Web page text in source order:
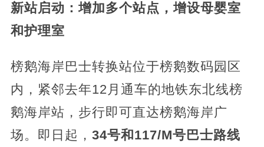
新站启动：增加多个站点，增设母婴室
和护理室
榜鹅海岸巴士转换站位于榜鹅数码园区
内，紧邻去年12月通车的地铁东北线榜
鹅海岸站，步行即可直达榜鹅海岸广
场。即日起， 34号和117/M号巴士路线